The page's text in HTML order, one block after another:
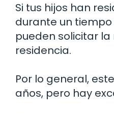
Si tus hijos han
durante un
pueden solicitar
residencia.
Por lo general,
años, pero hay